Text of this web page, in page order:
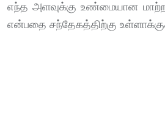
எந்த அளவுக்கு உண்மையான
என்பதை சந்தேகத்திற்கு